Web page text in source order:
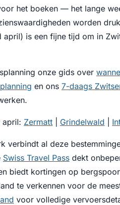
het boeken — het lange
worden
april) is een fijne tijd om in
onze gids over
en ons 7-daags
april: Zermatt Grindelwald
verbindt al deze
Swiss Travel Pass dekt
biedt kortingen op
te verkennen voor de
voor volledige